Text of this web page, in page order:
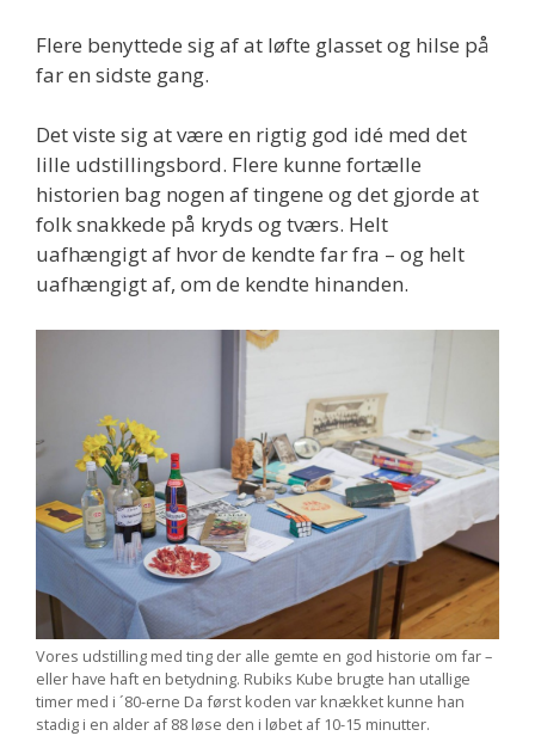
Flere benyttede sig af at løfte glasset og hilse på
far en sidste gang.
Det viste sig at være en rigtig god idé med det
lille udstillingsbord. Flere kunne fortælle
historien bag nogen af tingene og det gjorde at
folk snakkede på kryds og tværs. Helt
uafhængigt af hvor de kendte far fra – og helt
uafhængigt af, om de kendte hinanden.
Vores udstilling med ting der alle gemte en god historie om far –
eller have haft en betydning. Rubiks Kube brugte han utallige
timer med i ´80-erne Da først koden var knækket kunne han
stadig i en alder af 88 løse den i løbet af 10-15 minutter.